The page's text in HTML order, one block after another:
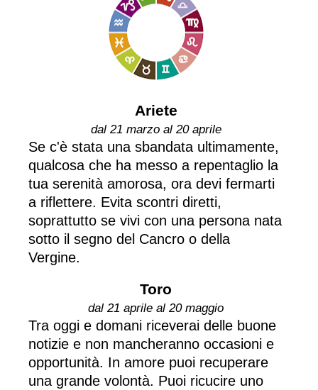
Ariete
dal 21 marzo al 20 aprile
Se c'è stata una sbandata ultimamente,
qualcosa che ha messo a repentaglio la
tua serenità amorosa, ora devi fermarti
a riflettere. Evita scontri diretti,
soprattutto se vivi con una persona nata
sotto il segno del Cancro o della
Vergine.
Toro
dal 21 aprile al 20 maggio
Tra oggi e domani riceverai delle buone
notizie e non mancheranno occasioni e
opportunità. In amore puoi recuperare
una grande volontà. Puoi ricucire uno